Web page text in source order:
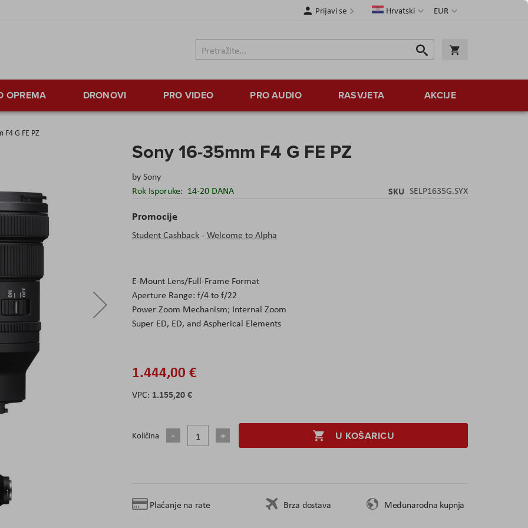
Valuta
EUR
JezikHrvatski
Prijavi se
Traži
Traži
OPREMA DRONOVI PRO VIDEO PRO AUDIO RASVJETA AKCIJE
F4 G FE PZ
Sony 16-35mm F4 G FE PZ
bySony
Rok Isporuke: 14-20 DANA SKU SELP1635G.SYX
Promocije
Student Cashback-Welcome to Alpha
E-Mount Lens/Full-Frame Format
Aperture Range: f/4 to f/22
Power Zoom Mechanism; Internal Zoom
Super ED, ED, and Aspherical Elements
1.444,00 €
1.155,20 €
Količina U KOŠARICU
Plaćanje na rate Brza dostava Međunarodna kupnja